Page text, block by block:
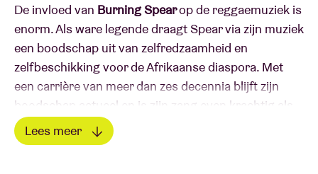
De invloed van Burning Spearop de reggaemuziek is
enorm. Als ware legende draagt Spear via zijn muziek
een boodschap uit van zelfredzaamheid en
zelfbeschikking voor de Afrikaanse diaspora. Met
een carrière van meer dan zes decennia blijft zijn
boodschap actueel en is zijn zang even krachtig als
herkenbaar.
Lees meer